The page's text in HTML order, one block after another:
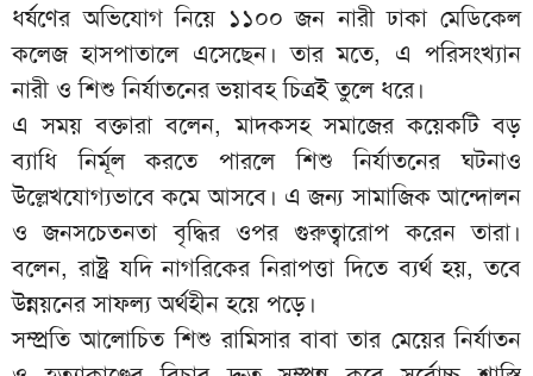
ধর্ষণের অভিযোগ নিয়ে ১১০০ জন নারী ঢাকা মেডিকেল
কলেজ হাসপাতালে এসেছেন। তার মতে, এ পরিসংখ্যান
নারী ও শিশু নির্যাতনের ভয়াবহ চিত্রই তুলে ধরে।
এ সময় বক্তারা বলেন, মাদকসহ সমাজের কয়েকটি বড়
ব্যাধি নির্মূল করতে পারলে শিশু নির্যাতনের ঘটনাও
উল্লেখযোগ্যভাবে কমে আসবে। এ জন্য সামাজিক আন্দোলন
ও জনসচেতনতা বৃদ্ধির ওপর গুরুত্বারোপ করেন তারা।
বলেন, রাষ্ট্র যদি নাগরিকের নিরাপত্তা দিতে ব্যর্থ হয়, তবে
উন্নয়নের সাফল্য অর্থহীন হয়ে পড়ে।
সম্প্রতি আলোচিত শিশু রামিসার বাবা তার মেয়ের নির্যাতন